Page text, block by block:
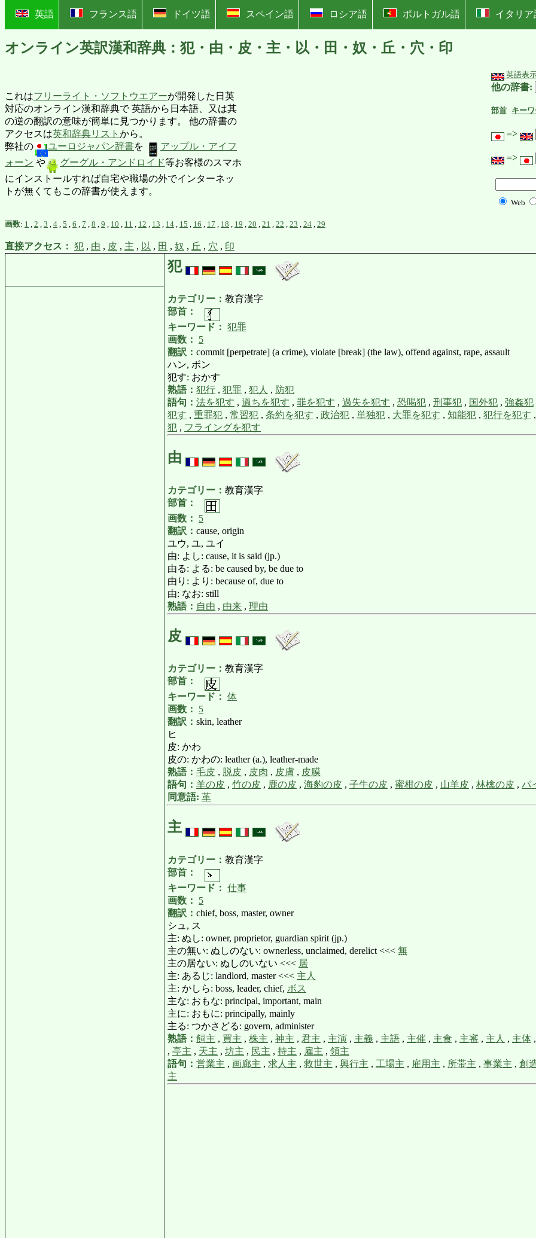
英語 フランス語 ドイツ語 スペイン語 ロシア語 ポルトガル語 イタリア
オンライン英訳漢和辞典：犯・由・皮・主・以・田・奴・丘・穴・印
これはフリーライト・ソフトウエアーが開発した日英
対応のオンライン漢和辞典で 英語から日本語、又は其
の逆の翻訳の意味が簡単に見つかります。 他の辞書の
アクセスは英和辞典リスト から。
弊社の
ユーロジャパン辞書を
アップル・アイフ
ォーン や グーグル・アンドロイド等お客様のスマホ
にインストールすれば自宅や職場の外でインターネッ
トが無くてもこの辞書が使えます。
英語表
他の辞書:
部首 キー
=>
=>
Web
画数: 1 2 3 4 5 6 7 8 9 10 11 12 13 14 15 16 17 18 19 20 21 22 23 24 29
直接アクセス： 犯 , 由 , 皮 , 主 , 以 , 田 , 奴 , 丘 , 穴 , 印
犯
カテゴリー： 教育漢字
部首：
キーワード： 犯罪
画数：
5
翻訳： commit [perpetrate] (a crime), violate [break] (the law), offend against, rape, assault
ハン, ボン
犯す: おかす
熟語： 犯行 , 犯罪 , 犯人 , 防犯
語句： 法を犯す , 過ちを犯す , 罪を犯す , 過失を犯す , 恐喝犯 , 刑事犯 , 国外犯 , 強姦犯
犯す , 重罪犯 , 常習犯 , 条約を犯す , 政治犯 , 単独犯 , 大罪を犯す , 知能犯 , 犯行を犯す
犯 , フライングを犯す
由
カテゴリー： 教育漢字
部首：
画数：
5
翻訳： cause, origin
ユウ, ユ, ユイ
由: よし: cause, it is said (jp.)
由る: よる: be caused by, be due to
由り: より: because of, due to
由: なお: still
熟語： 自由 , 由来 , 理由
皮
カテゴリー： 教育漢字
部首：
キーワード： 体
画数：
5
翻訳： skin, leather
ヒ
皮: かわ
皮の: かわの: leather (a.), leather-made
熟語： 毛皮 , 脱皮 , 皮肉 , 皮膚 , 皮膜
語句： 羊の皮 , 竹の皮 , 鹿の皮 , 海豹の皮 , 子牛の皮 , 蜜柑の皮 , 山羊皮 , 林檎の皮 , パ
同意語: 革
主
カテゴリー： 教育漢字
部首：
キーワード： 仕事
画数：
5
翻訳： chief, boss, master, owner
シュ, ス
主: ぬし: owner, proprietor, guardian spirit (jp.)
主の無い: ぬしのない: ownerless, unclaimed, derelict <<< 無
主の居ない: ぬしのいない <<< 居
主: あるじ: landlord, master <<< 主人
主: かしら: boss, leader, chief, ボス
主な: おもな: principal, important, main
主に: おもに: principally, mainly
主る: つかさどる: govern, administer
熟語： 飼主 , 買主 , 株主 , 神主 , 君主 , 主演 , 主義 , 主語 , 主催 , 主食 , 主審 , 主人 , 主体
, 亭主 , 天主 , 坊主 , 民主 , 持主 , 雇主 , 領主
語句： 営業主 , 画廊主 , 求人主 , 救世主 , 興行主 , 工場主 , 雇用主 , 所帯主 , 事業主 , 創
主